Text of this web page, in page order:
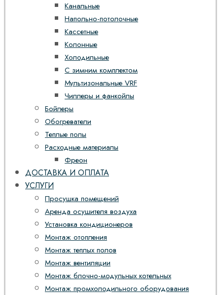
Канальные
Напольно-потолочные
Кассетные
Колонные
Холодильные
С зимним комплектом
Мультизональные VRF
Чиллеры и фанкойлы
Бойлеры
Обогреватели
Теплые полы
Расходные материалы
Фреон
ДОСТАВКА И ОПЛАТА
УСЛУГИ
Просушка помещений
Аренда осушителя воздуха
Установка кондиционеров
Монтаж отопления
Монтаж теплых полов
Монтаж вентиляции
Монтаж блочно-модульных котельных
Монтаж промхолодильного оборудования